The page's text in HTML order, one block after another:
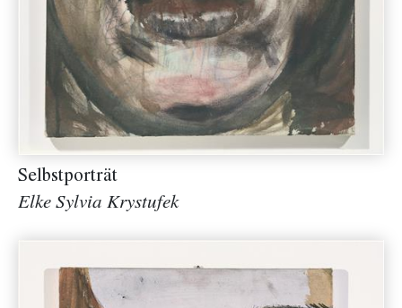
Selbstporträt
Elke Sylvia Krystufek